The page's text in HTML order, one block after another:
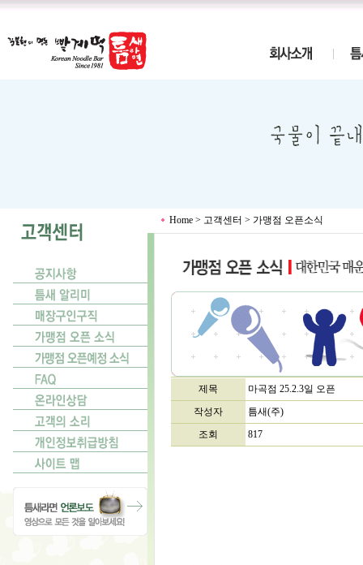
Home > 고객센터 > 가맹점 오픈소식
제목
마곡점 25.2.3일 오픈
작성자
틈새(주)
조회
817